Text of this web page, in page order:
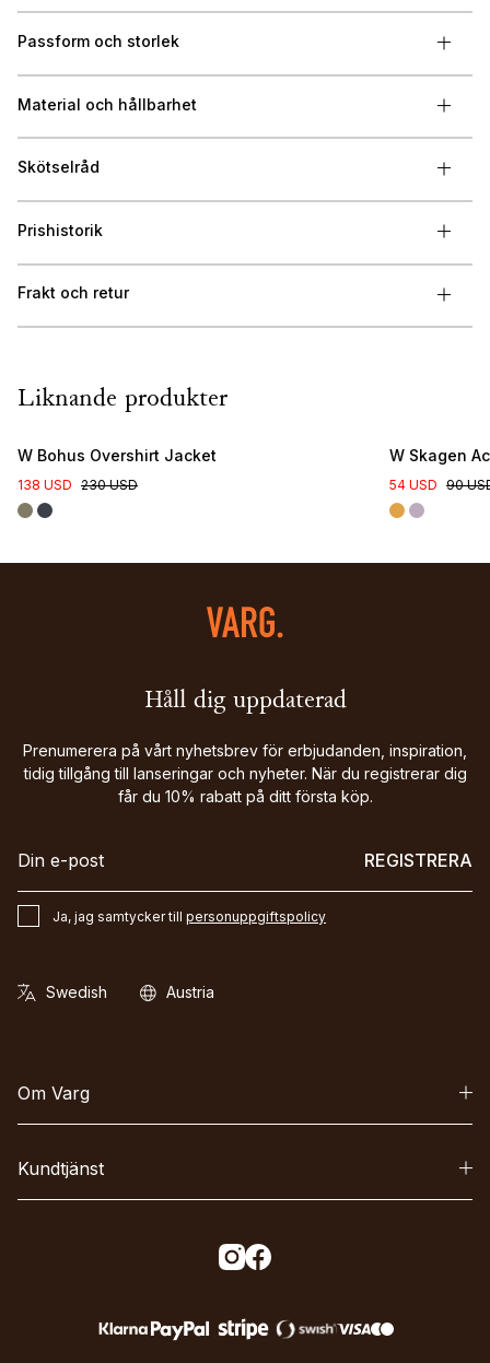
Passform och storlek
Material och hållbarhet
Skötselråd
Prishistorik
Frakt och retur
Liknande produkter
W Bohus Overshirt Jacket
138 USD 230 USD
W Skagen
54 USD 90
Håll dig uppdaterad
Prenumerera på vårt nyhetsbrev för erbjudanden, inspiration,
tidig tillgång till lanseringar och nyheter. När du registrerar dig
får du 10% rabatt på ditt första köp.
REGISTRERA
Ja, jag samtycker till personuppgiftspolicy
Om Varg
Kundtjänst